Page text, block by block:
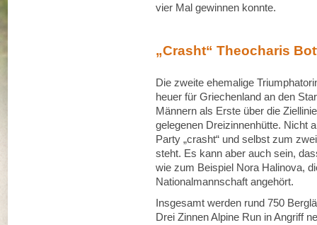
vier Mal gewinnen konnte.
„Crasht“ Theocharis
Die zweite ehemalige
heuer für Griechenland an den
Männern als Erste über die
gelegenen Dreizinnenhütte. Nicht
Party „crasht“ und selbst zum
steht. Es kann aber auch sein,
wie zum Beispiel Nora Halinova,
Nationalmannschaft angehört.
Insgesamt werden rund 750
Drei Zinnen Alpine Run in Angriff